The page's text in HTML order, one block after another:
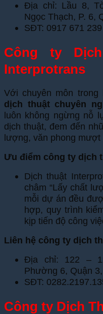
Địa chỉ: Lầu 8,
Ngọc Thạch, P. 6,
SĐT: 0917 671 239
Công ty
Interprotrans
Với chuyên môn
dịch thuật chuyên
luôn không ngừng nỗ
dịch thuật, đem đến
lượng, văn phong mượt
Ưu điểm công ty dịch
Dịch thuật
châm “Lấy chất
mỗi dự án đều
hợp, quy trình
kịp tiến độ công
Liên hệ công ty dịch
Địa chỉ: 122 –
Phường 6, Quận
SĐT:
Công ty Dịch